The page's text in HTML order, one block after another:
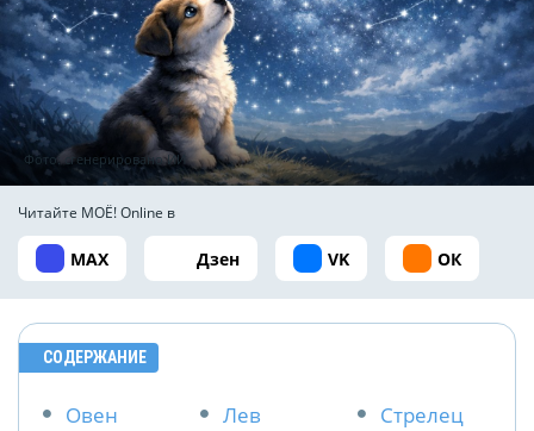
Фото: сгенерировано ИИ
Читайте МОЁ! Online в
MAX Дзен VK ОК
СОДЕРЖАНИЕ
Овен
Лев
Стрелец